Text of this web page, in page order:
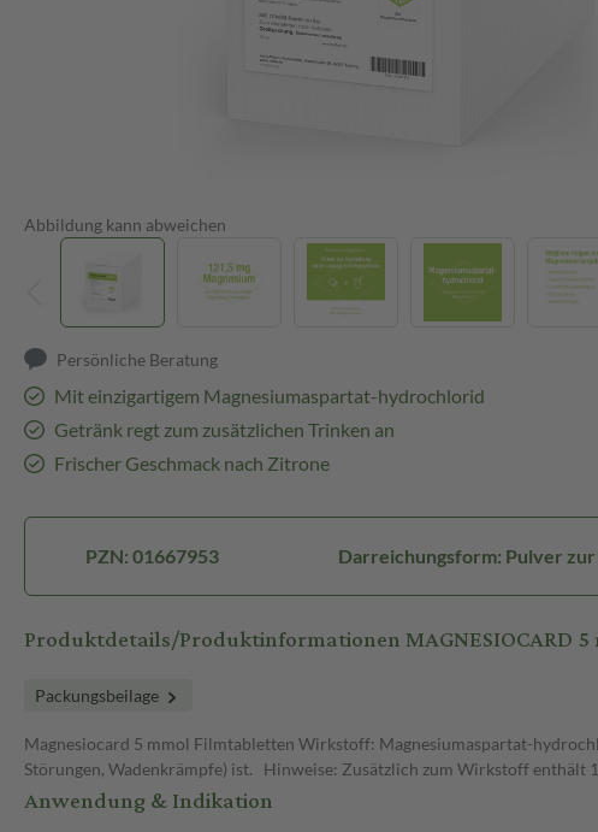
Abbildung kann abweichen
Persönliche Beratung
Mit einzigartigem Magnesiumaspartat-hydrochlorid
Getränk regt zum zusätzlichen Trinken an
Frischer Geschmack nach Zitrone
PZN: 01667953 Darreichungsform: Pulver
Produktdetails/Produktinformationen MAGNESIOCARD
Packungsbeilage
Magnesiocard 5 mmol Filmtabletten Wirkstoff: Magnesiumaspartat-
Störungen, Wadenkrämpfe) ist. Hinweise: Zusätzlich zum Wirkstoff enthält
Anwendung & Indikation